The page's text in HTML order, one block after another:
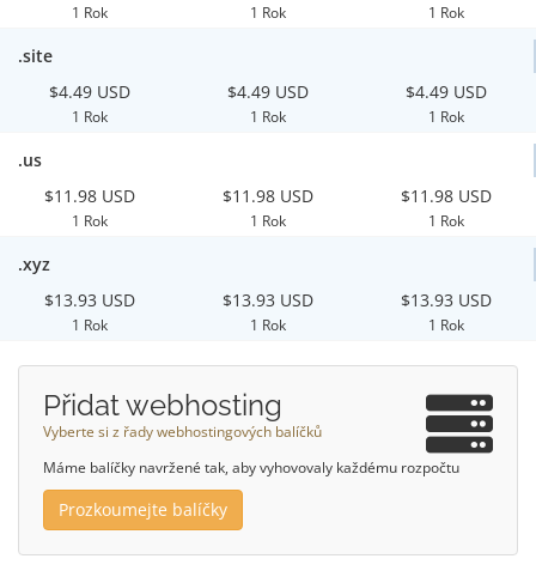
1 Rok 1 Rok 1 Rok
.site
$4.49 USD
1 Rok
$4.49 USD
1 Rok
$4.49 USD
1 Rok
.us
$11.98 USD
1 Rok
$11.98 USD
1 Rok
$11.98 USD
1 Rok
.xyz
$13.93 USD
1 Rok
$13.93 USD
1 Rok
$13.93 USD
1 Rok
Přidat webhosting
Vyberte si z řady webhostingových balíčků
Máme balíčky navržené tak, aby vyhovovaly každému rozpočtu
Prozkoumejte balíčky